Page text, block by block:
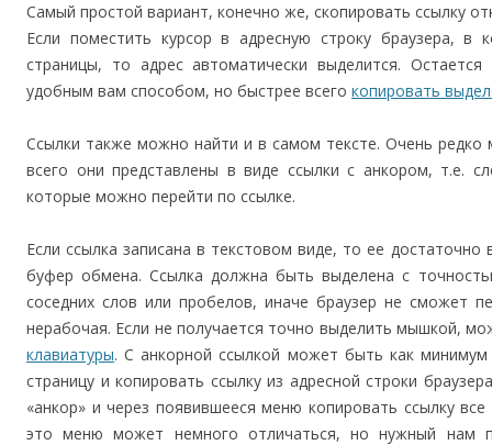
Самый простой вариант, конечно же, скопировать ссылку
Если поместить курсор в адресную строку браузера, в
страницы, то адрес автоматически выделится.
удобным вам способом, но быстрее всего копировать
Ссылки также можно найти и в самом тексте. Очень редко
всего они представлены в виде ссылки с анкором, т.е.
которые можно перейти по ссылке.
Если ссылка записана в текстовом виде, то ее
буфер обмена. Ссылка должна быть выделена с
соседних слов или пробелов, иначе браузер не сможет
нерабочая. Если не получается точно выделить мышкой,
клавиатуры. С анкорной ссылкой может быть как
страницу и копировать ссылку из адресной строки
«анкор» и через появившееся меню копировать ссылку
это меню может немного отличаться, но нужный нам